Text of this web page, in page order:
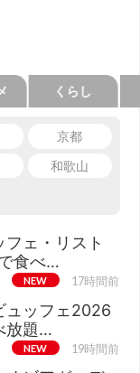
くらし
京都
和歌山
ェ・リスト
食べ…
NEW 17時間前
ュッフェ2026
放題…
NEW 19時間前